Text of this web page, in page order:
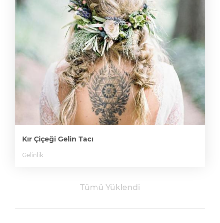
Kır Çiçeği Gelin Tacı
Gelinlik
Tümü Yüklendi